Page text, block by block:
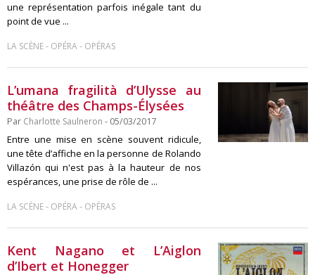
une représentation parfois inégale tant du
point de vue ...
LA SCÈNE- OPÉRA- OPÉRAS
L’umana fragilità d’Ulysse au
théâtre des Champs-Élysées
Par Charlotte Saulneron - 05/03/2017
Entre une mise en scène souvent ridicule,
une tête d’affiche en la personne de Rolando
Villazón qui n'est pas à la hauteur de nos
espérances, une prise de rôle de ...
LA SCÈNE- OPÉRA- OPÉRAS
Kent Nagano et L’Aiglon
d’Ibert et Honegger